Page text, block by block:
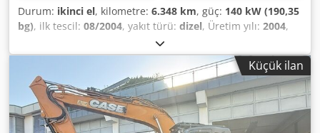
Durum: ikinci el, kilometre: 6.348 km, güç: 140 kW (190,35
bg), ilk tescil: 08/2004, yakıt türü: dizel, Üretim yılı: 2004,
Üretici: Case Model: MXM190 / Samson Vakum Tanker 8000
L Chodeynq Dbspfx Aguea Yıl: 2004 Durum: İyi Seri No:
ACM231045 Ref. no: 8084 Kayıt tarihi: BG: 190 Çalışma
saati: 6348 Şanzıman: Tam powershift 19+6 Dizel depo: 1
Depo litre: 400 L Radyo: ? Havalı koltuk: ? Disk fren: Yağlı
frenler Lastik Ölçüsü: 600/65R25 + 650/75R38 - 520/70R34
Küçük ilan